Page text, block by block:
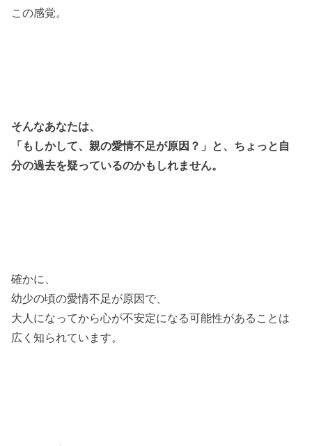
この感覚。
そんなあなたは、
「もしかして、親の愛情不足が原因？」と、ちょっと自
分の過去を疑っているのかもしれません。
確かに、
幼少の頃の愛情不足が原因で、
大人になってから心が不安定になる可能性があることは
広く知られています。